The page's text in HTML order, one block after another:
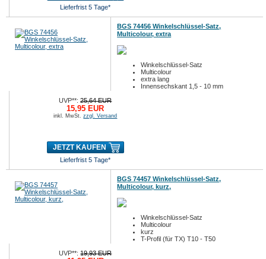
Lieferfrist 5 Tage*
BGS 74456 Winkelschlüssel-Satz,
Multicolour, extra
Winkelschlüssel-Satz
Multicolour
extra lang
Innensechskant 1,5 - 10 mm
UVP**:25,64 EUR
15,95 EUR
inkl. MwSt.zzgl. Versand
JETZT KAUFEN
Lieferfrist 5 Tage*
BGS 74457 Winkelschlüssel-Satz,
Multicolour, kurz,
Winkelschlüssel-Satz
Multicolour
kurz
T-Profil (für TX) T10 - T50
UVP**:19,93 EUR